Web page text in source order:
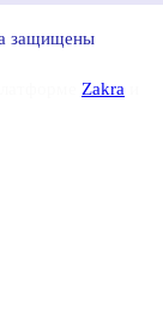
защищены
Zakra